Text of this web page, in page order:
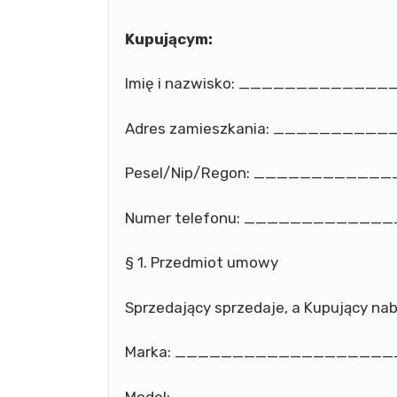
Kupującym:
Imię i nazwisko:
Adres zamieszkania:
Pesel/Nip/Regon:
Numer telefonu:
§ 1. Przedmiot umowy
Sprzedający sprzedaje, a Kupujący
Marka: